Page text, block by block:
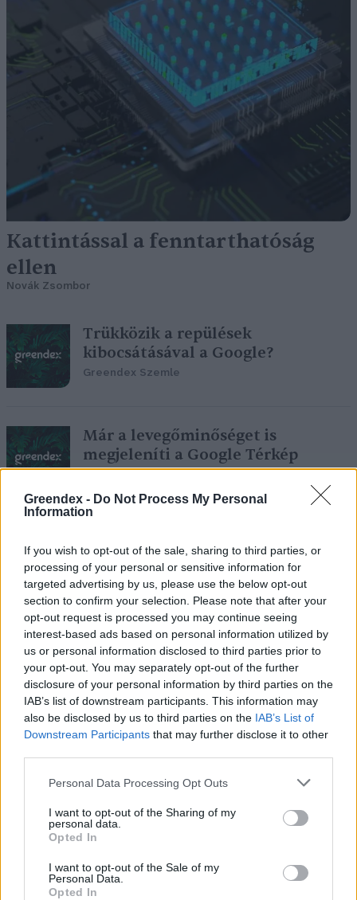
Greendex - Do Not Process My Personal
Information
If you wish to opt-out of the sale, sharing to third parties, or
processing of your personal or sensitive information for
targeted advertising by us, please use the below opt-out
section to confirm your selection. Please note that after your
opt-out request is processed you may continue seeing
interest-based ads based on personal information utilized by
us or personal information disclosed to third parties prior to
your opt-out. You may separately opt-out of the further
disclosure of your personal information by third parties on the
IAB’s list of downstream participants. This information may
also be disclosed by us to third parties on the IAB’s List of
Downstream Participants that may further disclose it to other
Personal Data Processing Opt Outs
I want to opt-out of the Sharing of my
personal data.
Opted In
I want to opt-out of the Sale of my
Personal Data.
Opted In
Kattintással a fenntarthatóság
ellen
Novák Zsombor
Trükközik a repülések
kibocsátásával a Google?
Greendex Szemle
Már a levegőminőséget is
megjeleníti a Google Térkép
Google a Föld napján
Greendex Szemle
A Google algoritmusa segíti az
ökológusok munkáját a
madárhangok felismerésében
Greendex Szemle
útvonaltervezője
Greendex Szemle